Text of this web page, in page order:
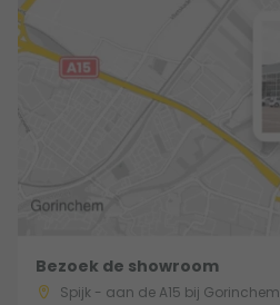
Bezoek de showroom
Spijk - aan de A15 bij Gorinchem